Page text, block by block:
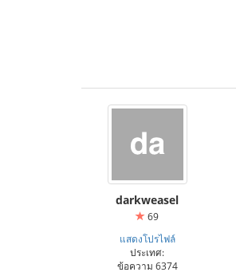
darkweasel
69
แสดงโปรไฟล์
ประเทศ:
ข้อความ 6374